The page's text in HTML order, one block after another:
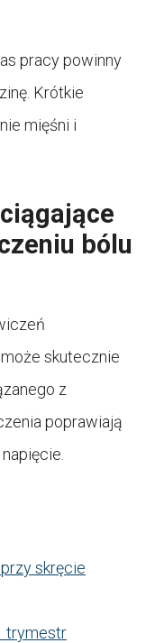
pracy powinny
Krótkie
mięśni i
bólu
skutecznie
z
poprawiają
skręcie
trymestr